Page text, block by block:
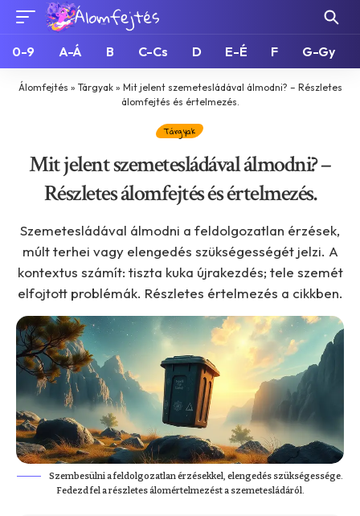
0-9 A-Á B C-Cs D E-É F G-Gy
Álomfejtés » Tárgyak» Mit jelent szemetesládával álmodni? – Részletes
álomfejtés és értelmezés.
Tárgyak
Mit jelent szemetesládával álmodni? –
Részletes álomfejtés és értelmezés.
Szemetesládával álmodni a feldolgozatlan érzések,
múlt terhei vagy elengedés szükségességét jelzi. A
kontextus számít: tiszta kuka újrakezdés; tele szemét
elfojtott problémák. Részletes értelmezés a cikkben.
Szembesülni a feldolgozatlan érzésekkel, elengedés szükségessége.
Fedezd fel a részletes álomértelmezést a szemetesládáról.